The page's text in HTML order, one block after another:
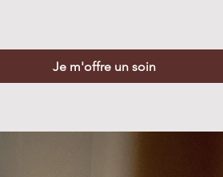
Je m'offre un soin